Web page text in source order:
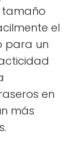
tamaño
el
para un
en
más